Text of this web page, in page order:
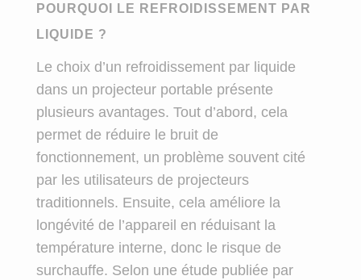
POURQUOI LE REFROIDISSEMENT PAR
LIQUIDE ?
Le choix d’un refroidissement par liquide
dans un projecteur portable présente
plusieurs avantages. Tout d’abord, cela
permet de réduire le bruit de
fonctionnement, un problème souvent cité
par les utilisateurs de projecteurs
traditionnels. Ensuite, cela améliore la
longévité de l’appareil en réduisant la
température interne, donc le risque de
surchauffe. Selon une étude publiée par